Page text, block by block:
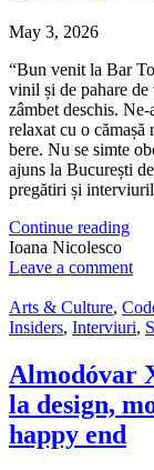
May 3, 2026
“Bun venit la Bar
vinil și de pahare
zâmbet deschis.
relaxat cu o
bere. Nu se simte
ajuns la București
pregătiri și
Continue reading
Ioana Nicolesco
Leave a comment
Arts & Culture,
Insiders, Interviuri,
Almodóvar
la design,
happy end